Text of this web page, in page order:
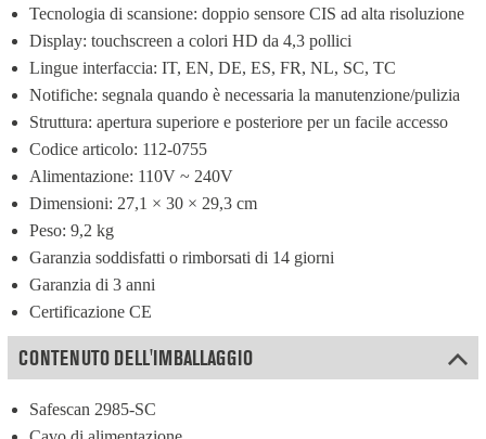
Tecnologia di scansione: doppio sensore CIS ad alta risoluzione
Display: touchscreen a colori HD da 4,3 pollici
Lingue interfaccia: IT, EN, DE, ES, FR, NL, SC, TC
Notifiche: segnala quando è necessaria la manutenzione/pulizia
Struttura: apertura superiore e posteriore per un facile accesso
Codice articolo: 112-0755
Alimentazione: 110V ~ 240V
Dimensioni: 27,1 × 30 × 29,3 cm
Peso: 9,2 kg
Garanzia soddisfatti o rimborsati di 14 giorni
Garanzia di 3 anni
Certificazione CE
CONTENUTO DELL'IMBALLAGGIO
Safescan 2985-SC